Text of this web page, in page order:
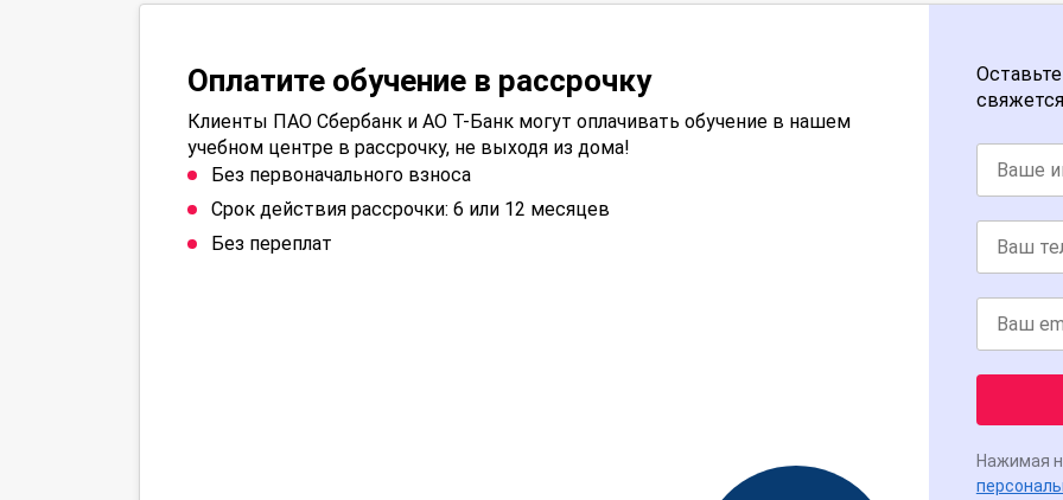
Оплатите обучение в рассрочку
Клиенты ПАО Сбербанк и АО Т-Банк могут оплачивать обучение в нашем
учебном центре в рассрочку, не выходя из дома!
Без первоначального взноса
Срок действия рассрочки: 6 или 12 месяцев
Без переплат
Нажимая